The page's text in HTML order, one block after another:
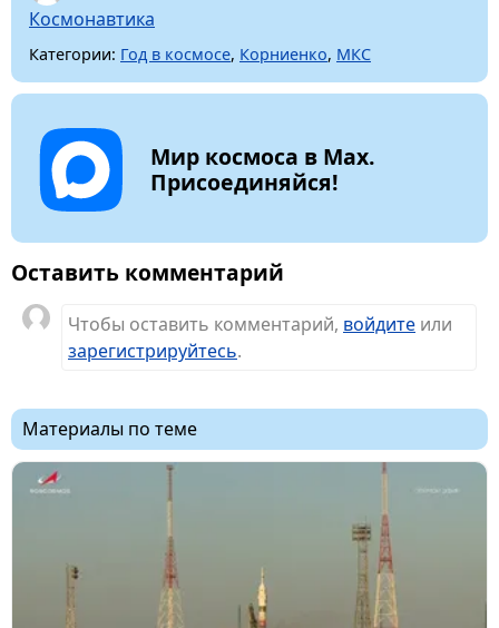
Космонавтика
Категории: Год в космосе, Корниенко, МКС
Мир космоса в Max.
Присоединяйся!
Оставить комментарий
Чтобы оставить комментарий, войдите или
зарегистрируйтесь.
Материалы по теме